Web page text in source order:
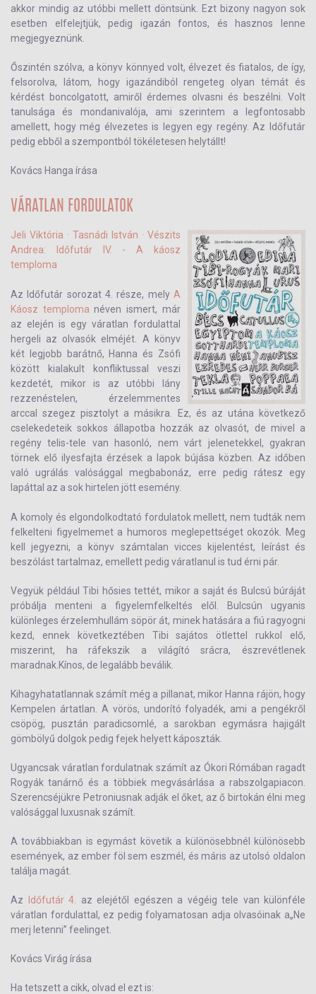
akkor mindig az utóbbi mellett döntsünk. Ezt bizony nagyon sok
esetben elfelejtjük, pedig igazán fontos, és hasznos lenne
megjegyeznünk.
Őszintén szólva, a könyv könnyed volt, élvezet és fiatalos, de így,
felsorolva, látom, hogy igazándiból rengeteg olyan témát és
kérdést boncolgatott, amiről érdemes olvasni és beszélni. Volt
tanulsága és mondanivalója, ami szerintem a legfontosabb
amellett, hogy még élvezetes is legyen egy regény. Az Időfutár
pedig ebből a szempontból tökéletesen helytállt!
Kovács Hanga írása
VÁRATLAN FORDULATOK
Jeli Viktória · Tasnádi István · Vészits
Andrea: Időfutár IV. - A ​káosz
temploma
Az Időfutár sorozat 4. része, mely A
Káosz temploma néven ismert, már
az elején is egy váratlan fordulattal
hergeli az olvasók elméjét. A könyv
két legjobb barátnő, Hanna és Zsófi
között kialakult konfliktussal veszi
kezdetét, mikor is az utóbbi lány
rezzenéstelen, érzelemmentes
arccal szegez pisztolyt a másikra. Ez, és az utána következő
cselekedeteik sokkos állapotba hozzák az olvasót, de mivel a
regény telis-tele van hasonló, nem várt jelenetekkel, gyakran
törnek elő ilyesfajta érzések a lapok bújása közben. Az időben
való ugrálás valósággal megbabonáz, erre pedig rátesz egy
lapáttal az a sok hirtelen jött esemény.
A komoly és elgondolkodtató fordulatok mellett, nem tudták nem
felkelteni figyelmemet a humoros meglepettséget okozók. Meg
kell jegyezni, a könyv számtalan vicces kijelentést, leírást és
beszólást tartalmaz, emellett pedig váratlanul is tud érni pár.
Vegyük például Tibi hősies tettét, mikor a saját és Bulcsú búráját
próbálja menteni a figyelemfelkeltés elől. Bulcsún ugyanis
különleges érzelemhullám söpör át, minek hatására a fiú ragyogni
kezd, ennek következtében Tibi sajátos ötlettel rukkol elő,
miszerint, ha ráfekszik a világító srácra, észrevétlenek
maradnak. Kínos, de legalább beválik.
Kihagyhatatlannak számít még a pillanat, mikor Hanna rájön, hogy
Kempelen ártatlan. A vörös, undorító folyadék, ami a pengékről
csöpög, pusztán paradicsomlé, a sarokban egymásra hajigált
gömbölyű dolgok pedig fejek helyett káposzták.
Ugyancsak váratlan fordulatnak számít az Ókori Rómában ragadt
Rogyák tanárnő és a többiek megvásárlása a rabszolgapiacon.
Szerencséjükre Petroniusnak adják el őket, az ő birtokán élni meg
valósággal luxusnak számít.
A továbbiakban is egymást követik a különösebbnél különösebb
események, az ember föl sem eszmél, és máris az utolsó oldalon
találja magát.
Az Időfutár 4.
az elejétől egészen a végéig tele van különféle
váratlan fordulattal, ez pedig folyamatosan adja olvasóinak a„Ne
merj letenni” feelinget.
Kovács Virág írása
Ha tetszett a cikk, olvad el ezt is: